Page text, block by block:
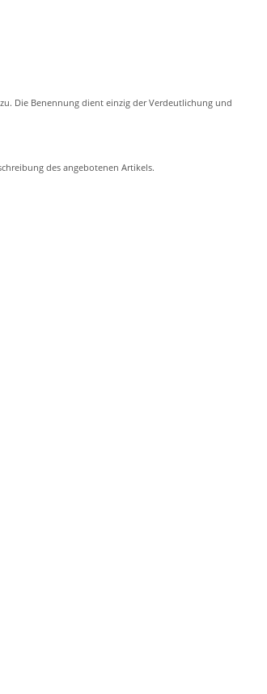
Die Benennung dient einzig der Verdeutlichung und
des angebotenen Artikels.